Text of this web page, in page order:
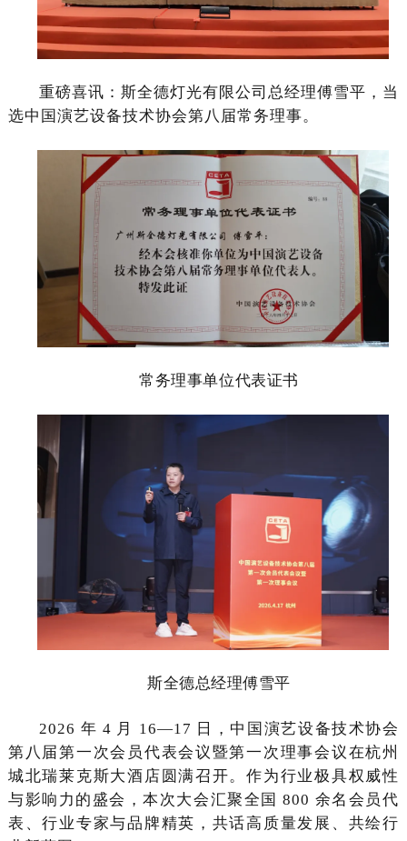
重磅喜讯：斯全德灯光有限公司总经理傅雪平，当
选中国演艺设备技术协会第八届常务理事。
常务理事单位代表证书
斯全德总经理傅雪平
2026 年 4 月 16—17 日，中国演艺设备技术协会
第八届第一次会员代表会议暨第一次理事会议在杭州
城北瑞莱克斯大酒店圆满召开。作为行业极具权威性
与影响力的盛会，本次大会汇聚全国 800 余名会员代
表、行业专家与品牌精英，共话高质量发展、共绘行